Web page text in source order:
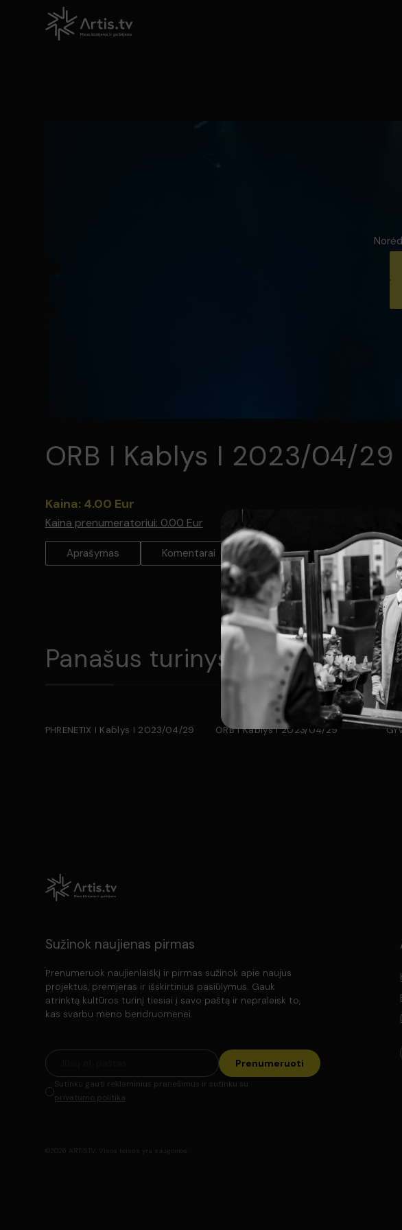
ORB I Kablys I 2023/04/29
Kaina: 4.00 Eur
Kaina prenumeratoriui: 0.00 Eur
Aprašymas Komentarai
Parašykite komentarą
Panašus turinys
PHRENETIX I Kablys I 2023/04/29 ORB I Kablys I 2023/04/29
Sužinok naujienas pirmas
Prenumeruok naujienlaiškį ir pirmas sužinok apie naujus
projektus, premjeras ir išskirtinius pasiūlymus. Gauk
atrinktą kultūros turinį tiesiai į savo paštą ir nepraleisk to,
kas svarbu meno bendruomenei.
Prenumeruoti
Sutinku gauti reklaminius pranešimus ir sutinku su
privatumo politika
©2026 ARTIS.TV. Visos teisės yra saugomos.